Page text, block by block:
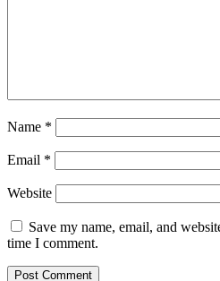
Name *
Email *
Website
Save my name, email, and
time I comment.